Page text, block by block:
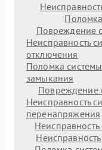
Повреждение
Неисправность
отключения
Поломка
замыкания
Повреждение
Неисправность
перенапряжения